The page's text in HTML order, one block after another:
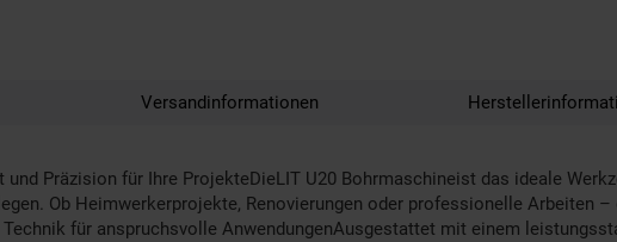
Versandinformationen
Präzision für Ihre ProjekteDieLIT U20 Bohrmaschineist das ideale
Ob Heimwerkerprojekte, Renovierungen oder professionelle Arbeiten
für anspruchsvolle AnwendungenAusgestattet mit einem